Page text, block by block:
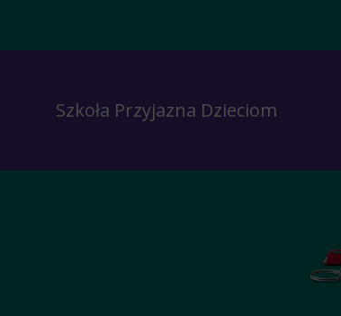
Szkoła Przyjazna Dzieciom